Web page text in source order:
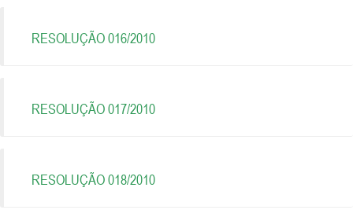
RESOLUÇÃO 016/2010
RESOLUÇÃO 017/2010
RESOLUÇÃO 018/2010